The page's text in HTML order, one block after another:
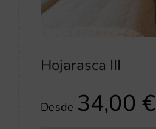
Hojarasca III
Desde 34,00€